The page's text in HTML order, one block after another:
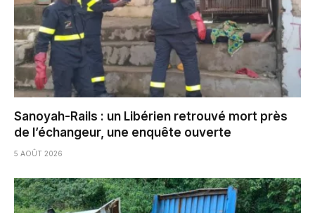
Sanoyah-Rails : un Libérien retrouvé mort près
de l’échangeur, une enquête ouverte
5 AOÛT 2026